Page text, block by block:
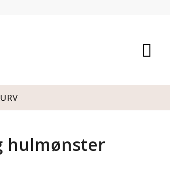
hulmønster